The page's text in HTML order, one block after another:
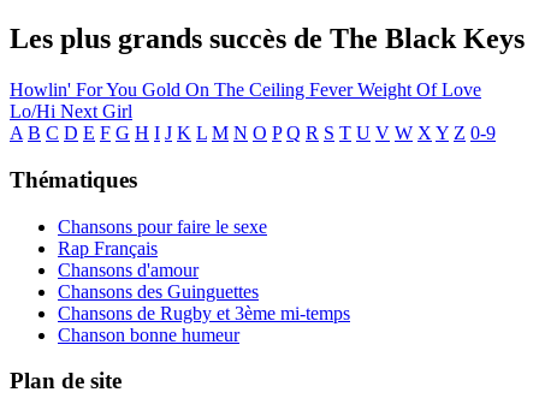
Les plus grands succès de The Black Keys
Howlin' For You Gold On The Ceiling FeverWeight Of Love
Lo/Hi Next Girl
A B C D E F G H I J K L M N O P Q R S T U V W X Y Z 0-9
Thématiques
Chansons pour faire le sexe
Rap Français
Chansons d'amour
Chansons des Guinguettes
Chansons de Rugby et 3ème mi-temps
Chanson bonne humeur
Plan de site